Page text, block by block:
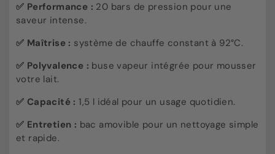
✅ Performance : 20 bars de pression pour une
saveur intense.
✅ Maîtrise : système de chauffe constant à 92°C.
✅ Polyvalence : buse vapeur intégrée pour mousser
votre lait.
✅ Capacité : 1,5 l idéal pour un usage quotidien.
✅ Entretien : bac amovible pour un nettoyage simple
et rapide.